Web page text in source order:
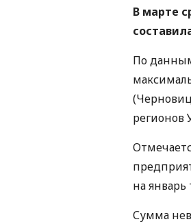
В марте
По
регионов
на январь
Сумма